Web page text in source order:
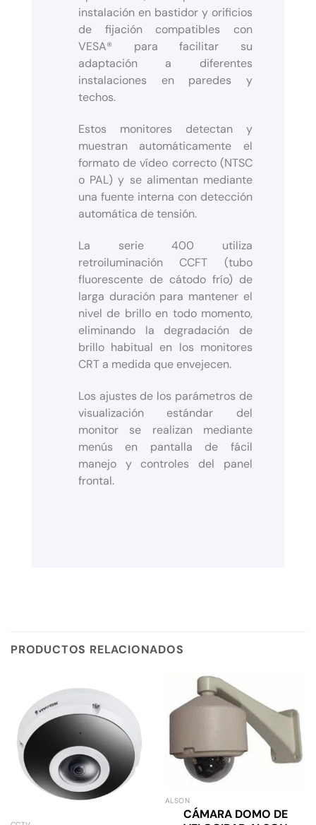
instalación en bastidor y orificios
de fijación compatibles con
VESA® para facilitar su
adaptación a diferentes
instalaciones en paredes y
techos.
Estos monitores detectan y
muestran automáticamente el
formato de vídeo correcto (NTSC
o PAL) y se alimentan mediante
una fuente interna con detección
automática de tensión.
La serie 400 utiliza
retroiluminación CCFT (tubo
fluorescente de cátodo frío) de
larga duración para mantener el
nivel de brillo en todo momento,
eliminando la degradación de
brillo habitual en los monitores
CRT a medida que envejecen.
Los ajustes de los parámetros de
visualización estándar del
monitor se realizan mediante
menús en pantalla de fácil
manejo y controles del panel
frontal.
PRODUCTOS RELACIONADOS
ALSON
CÁMARA DOMO DE